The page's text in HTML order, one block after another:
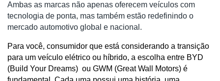
Ambas as marcas não apenas oferecem veículos com
tecnologia de ponta, mas também estão redefinindo o
mercado automotivo global e nacional.
Para você, consumidor que está considerando a transição
para um veículo elétrico ou híbrido, a escolha entre BYD
(Build Your Dreams)  ou GWM (Great Wall Motors) é